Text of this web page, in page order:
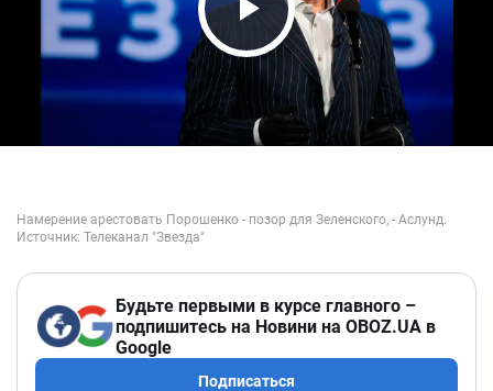
Play Video
Будьте первыми в курсе главного –
подпишитесь на Новини на OBOZ.UA в
Google
Подписаться